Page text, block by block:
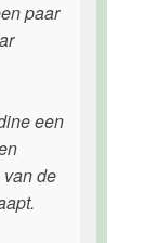
paar
een
de